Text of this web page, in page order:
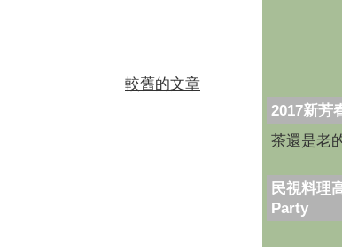
較舊的文章
2017新芳
茶還是老
民視料理
Party